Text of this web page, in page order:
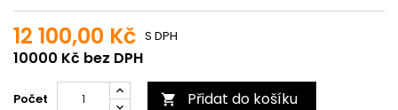
12 100,00 Kč
10000 Kč bez DPH
S DPH
Počet  Přidat do košíku